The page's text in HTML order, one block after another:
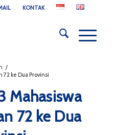
KONTAK
/
72 ke Dua Provinsi
Mahasiswa
72 ke Dua